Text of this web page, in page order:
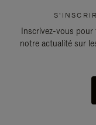
Inscrivez-vous
notre actualité sur